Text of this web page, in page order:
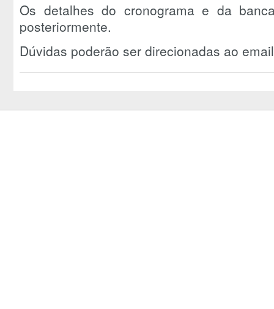
Os detalhes do cronograma e da
posteriormente.
Dúvidas poderão ser direcionadas ao